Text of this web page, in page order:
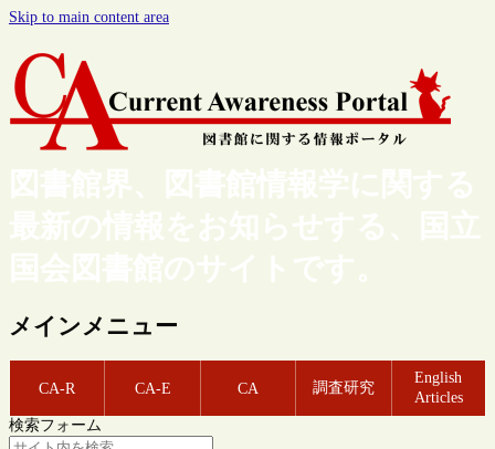
Skip to main content area
図書館界、図書館情報学に関する
最新の情報をお知らせする、国立
国会図書館のサイトです。
メインメニュー
CA-R CA-E CA 調査研究
English
Articles
検索フォーム